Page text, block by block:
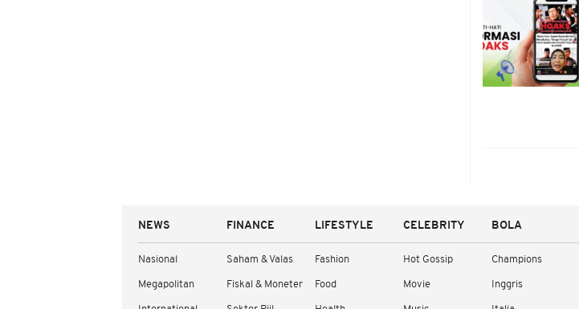
NEWS
Nasional
Megapolitan
FINANCE
Saham & Valas
Fiskal & Moneter
LIFESTYLE
Fashion
Food
CELEBRITY
Hot Gossip
Movie
BOLA
Champions
Inggris